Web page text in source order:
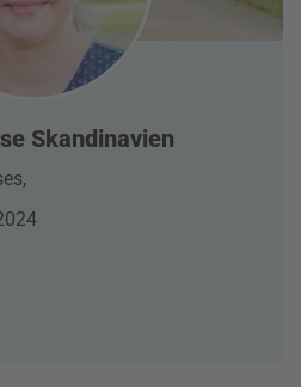
Skandinavien